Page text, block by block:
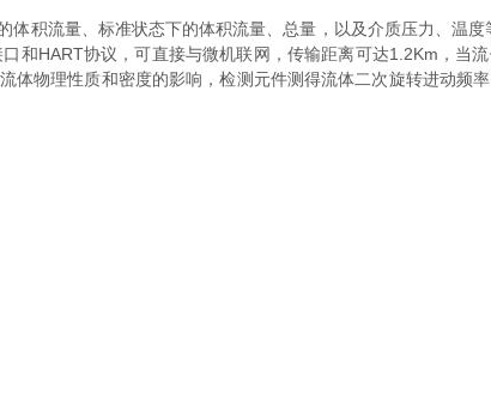
积流量、标准状态下的体积流量、总量，以及介质压力、温度
HART协议，可直接与微机联网，传输距离可达1.2Km，当
物理性质和密度的影响，检测元件测得流体二次旋转进动频